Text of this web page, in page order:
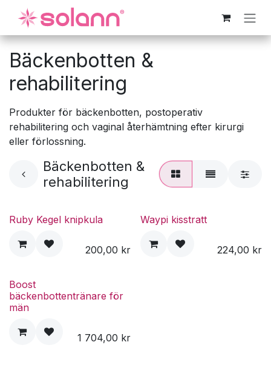
Hoppa till innehåll
Bäckenbotten &
rehabilitering
Produkter för bäckenbotten, postoperativ
rehabilitering och vaginal återhämtning efter kirurgi
eller förlossning.
Bäckenbotten &
rehabilitering
Ruby Kegel knipkula
200,00 kr
Waypi kisstratt
224,00 kr
Boost
bäckenbottentränare för
män
1 704,00 kr